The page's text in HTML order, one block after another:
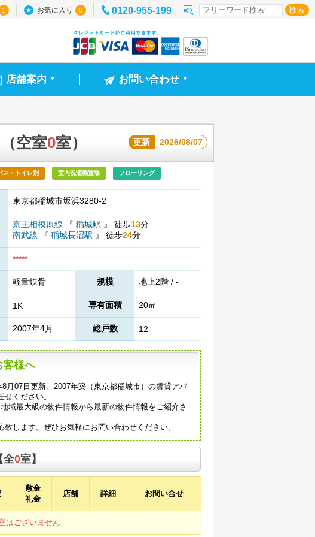
1 お気に入り 0 0120-955-199
店舗案内 ▼ お問い合わせ ▼
空室0室） 更新 2026/08/07
ス・トイレ別 室内洗濯機置場 フローリング
東京都稲城市坂浜3280-2
京王相模原線 『 稲城駅 』 徒歩13分
南武線
『 稲城長沼駅 』 徒歩24分
*****
軽量鉄骨 規模 地上2階 / -
1K 専有面積 20㎡
2007年4月 総戸数 12
客様へ
月07日更新。2007年築（東京都稲城市）の賃貸アパ
ください。
域最大級の物件情報から最新の物件情報をご紹介さ
致します。ぜひお気軽にお問い合わせください。
全0室】
敷金
礼金
店舗 詳細 お問い合せ
はございません